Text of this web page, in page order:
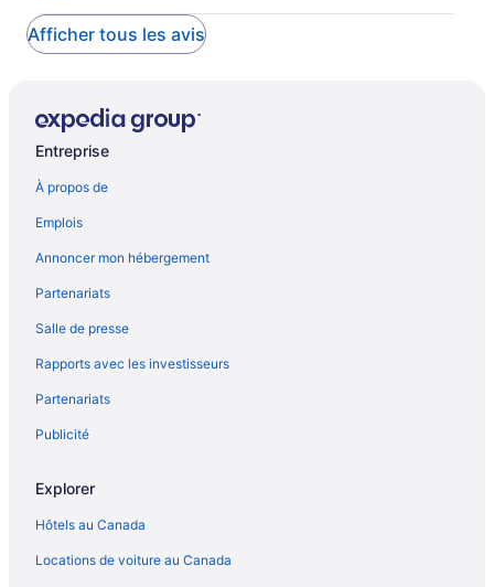
Afficher tous les avis
Entreprise
À propos de
Emplois
Annoncer mon hébergement
Partenariats
Salle de presse
Rapports avec les investisseurs
Partenariats
Publicité
Explorer
Hôtels au Canada
Locations de voiture au Canada